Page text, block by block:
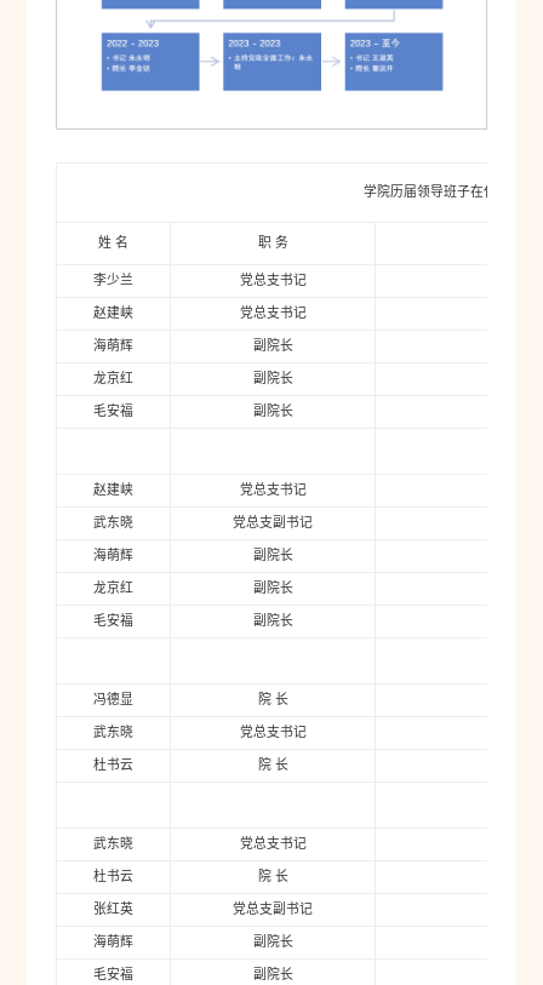
学院历届领导班子在任统计
姓 名 职 务
李少兰 党总支书记
赵建峡 党总支书记
海萌辉 副院长
龙京红 副院长
毛安福 副院长
赵建峡 党总支书记
武东晓 党总支副书记
海萌辉 副院长
龙京红 副院长
毛安福 副院长
冯德显 院 长
武东晓 党总支书记
杜书云 院 长
武东晓 党总支书记
杜书云 院 长
张红英 党总支副书记
海萌辉 副院长
毛安福 副院长